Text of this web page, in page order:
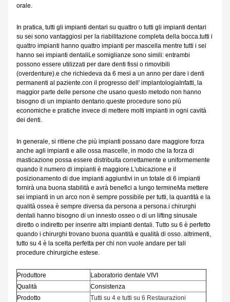
orale.
In pratica, tutti gli impianti dentari su quattro o tutti gli impianti dentari
su sei sono vantaggiosi per la riabilitazione completa della bocca.tutti i
quattro impianti hanno quattro impianti per mascella mentre tutti i sei
hanno sei impianti dentaliLe somiglianze sono simili: entrambi
possono essere utilizzati per dare denti fissi o rimovibili
(overdenture).e che richiedeva da 6 mesi a un anno per dare i denti
permanenti al paziente.con il progresso dell' implantologiaInfatti, la
maggior parte delle persone che usano questo metodo non hanno
bisogno di un impianto dentario.queste procedure sono più
economiche e pratiche invece di mettere molti impianti in ogni cavità
dei denti.
In generale, si ritiene che più impianti possano dare maggiore forza
anche agli impianti e alle ossa mascelle, in modo che la forza di
masticazione possa essere distribuita correttamente e uniformemente
quando il numero di impianti è maggiore.L'ubicazione e il
posizionamento di due impianti aggiuntivi in un totale di 6 impianti
fornirà una buona stabilità e avrà benefici a lungo termineMa mettere
sei impianti in un arco non è sempre possibile per tutti, la quantità e la
qualità ossea è sempre diversa da persona a persona.i chirurghi
dentali hanno bisogno di un innesto osseo o di un lifting sinusale
diretto o indiretto per inserire altri impianti dentali. Tutto su 6 è perfetto
quando i chirurghi trovano buona quantità e qualità di osso. altrimenti,
tutto su 4 è la scelta perfetta per chi non vuole andare per tali
procedure chirurgiche estese.
Produttore
Laboratorio dentale VIVI
Qualità
Consistenza
Prodotto
Tutti su 4 e tutti su 6 Restaurazioni